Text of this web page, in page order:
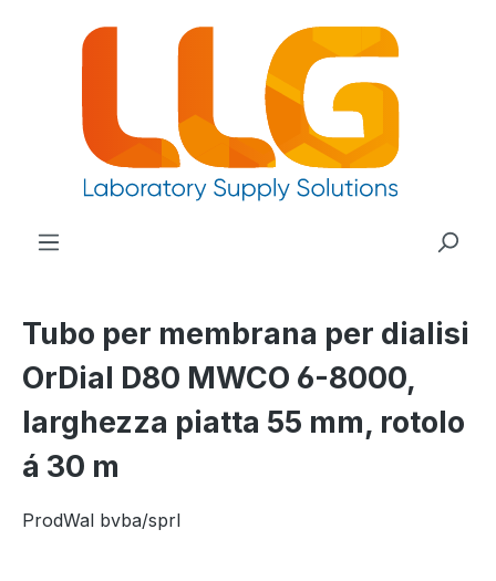
principale
Tubo per membrana per dialisi
OrDial D80 MWCO 6-8000,
larghezza piatta 55 mm, rotolo
á 30 m
ProdWal bvba/sprl